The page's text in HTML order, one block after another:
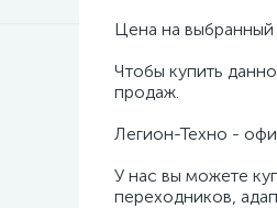
Цена на выбранный
Чтобы купить
продаж.
Легион-Техно -
У нас вы можете
переходников,